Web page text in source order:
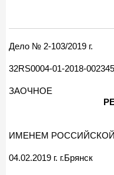
Дело № 2-103/2019 г.
32RS0004-01-2018-
ЗАОЧНОЕ
ИМЕНЕМ
04.02.2019 г. г.Брянск